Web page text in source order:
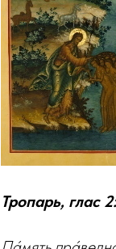
Тропарь, глас 2: